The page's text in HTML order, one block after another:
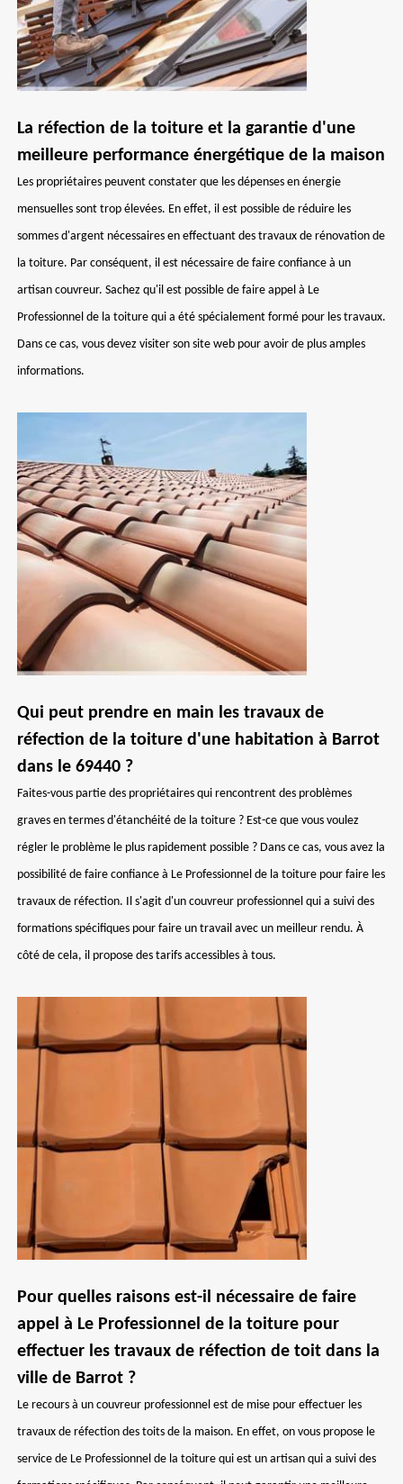
La réfection de la toiture et la garantie d'une
meilleure performance énergétique de la maison
Les propriétaires peuvent constater que les dépenses en énergie
mensuelles sont trop élevées. En effet, il est possible de réduire les
sommes d'argent nécessaires en effectuant des travaux de rénovation de
la toiture. Par conséquent, il est nécessaire de faire confiance à un
artisan couvreur. Sachez qu'il est possible de faire appel à Le
Professionnel de la toiture qui a été spécialement formé pour les travaux.
Dans ce cas, vous devez visiter son site web pour avoir de plus amples
informations.
Qui peut prendre en main les travaux de
réfection de la toiture d'une habitation à Barrot
dans le 69440 ?
Faites-vous partie des propriétaires qui rencontrent des problèmes
graves en termes d'étanchéité de la toiture ? Est-ce que vous voulez
régler le problème le plus rapidement possible ? Dans ce cas, vous avez la
possibilité de faire confiance à Le Professionnel de la toiture pour faire les
travaux de réfection. Il s'agit d'un couvreur professionnel qui a suivi des
formations spécifiques pour faire un travail avec un meilleur rendu. À
côté de cela, il propose des tarifs accessibles à tous.
Pour quelles raisons est-il nécessaire de faire
appel à Le Professionnel de la toiture pour
effectuer les travaux de réfection de toit dans la
ville de Barrot ?
Le recours à un couvreur professionnel est de mise pour effectuer les
travaux de réfection des toits de la maison. En effet, on vous propose le
service de Le Professionnel de la toiture qui est un artisan qui a suivi des